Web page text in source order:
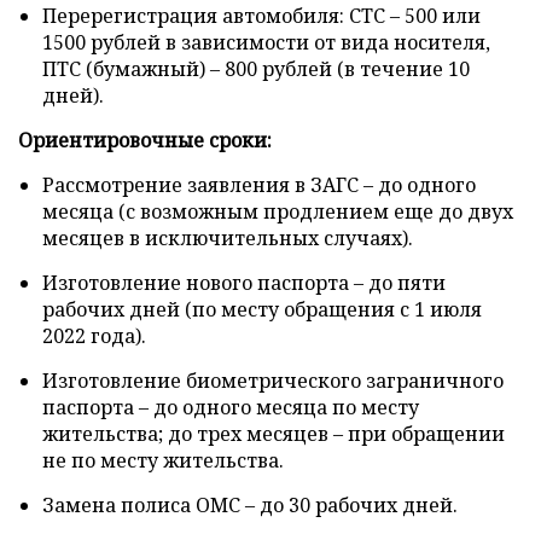
Перерегистрация автомобиля: СТС – 500 или
1500 рублей в зависимости от вида носителя,
ПТС (бумажный) – 800 рублей (в течение 10
дней).
Ориентировочные сроки:
Рассмотрение заявления в ЗАГС – до одного
месяца (с возможным продлением еще до двух
месяцев в исключительных случаях).
Изготовление нового паспорта – до пяти
рабочих дней (по месту обращения с 1 июля
2022 года).
Изготовление биометрического заграничного
паспорта – до одного месяца по месту
жительства; до трех месяцев – при обращении
не по месту жительства.
Замена полиса ОМС – до 30 рабочих дней.